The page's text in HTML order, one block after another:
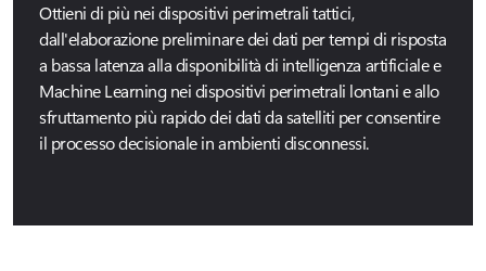
Ottieni di più nei dispositivi perimetrali tattici,
dall'elaborazione preliminare dei dati per tempi di risposta
a bassa latenza alla disponibilità di intelligenza artificiale e
Machine Learning nei dispositivi perimetrali lontani e allo
sfruttamento più rapido dei dati da satelliti per consentire
il processo decisionale in ambienti disconnessi.